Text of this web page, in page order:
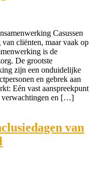
Casussen
cliënten, maar vaak op
is de
De grootste
zijn een onduidelijke
en gebrek aan
Eén vast aanspreekpunt
verwachtingen en […]
van